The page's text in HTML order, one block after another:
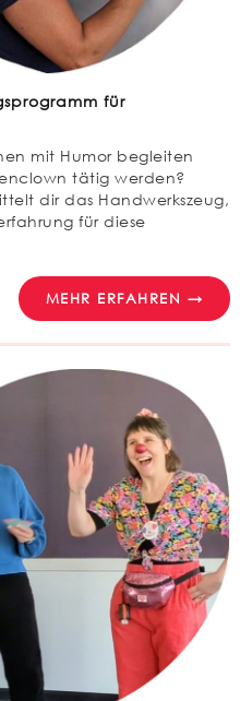
für
mit Humor begleiten
tätig werden?
dir das Handwerkszeug,
für diese
MEHR ERFAHREN →